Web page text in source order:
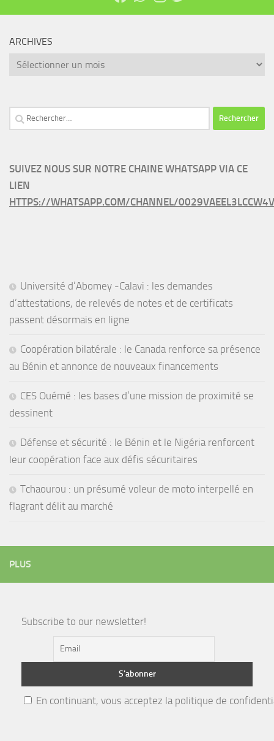
ARCHIVES
Archives
Rechercher :
SUIVEZ NOUS SUR NOTRE CHAINE WHATSAPP VIA CE
LIEN
HTTPS://WHATSAPP.COM/CHANNEL/
Université d’Abomey -Calavi : les demandes
d’attestations, de relevés de notes et de certificats
passent désormais en ligne
Coopération bilatérale : le Canada renforce sa présence
au Bénin et annonce de nouveaux financements
CES Ouémé : les bases d’une mission de proximité se
dessinent
Défense et sécurité : le Bénin et le Nigéria renforcent
leur coopération face aux défis sécuritaires
Tchaourou : un présumé voleur de moto interpellé en
flagrant délit au marché
PLUS
Subscribe to our newsletter!
En continuant, vous acceptez la politique de